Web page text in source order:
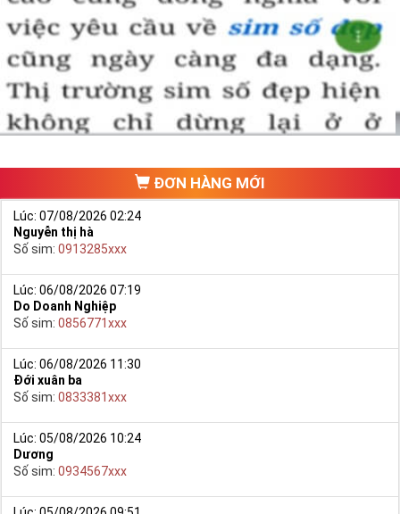
Chính vì thế tại sao chúng ta lại không săn lùng sim giảm
giá sim số đẹp giá rẻ này để đầu tư sinh lãi thỏa sức niềm
đam mê sim số đẹp
Cách đây nhiều năm về trước khi dịch vụ mua bán trực tuyến
chưa phát triển, khách hàng muốn mua một sim số đẹp phải
trong một list.
ĐƠN HÀNG MỚI
Lúc: 07/08/2026 02:24
Nguyễn thị hà
Số sim: 0913285xxx
Lúc: 06/08/2026 07:19
Do Doanh Nghiệp
Số sim: 0856771xxx
Lúc: 06/08/2026 11:30
Đới xuân ba
Số sim: 0833381xxx
Lúc: 05/08/2026 10:24
Dương
Số sim: 0934567xxx